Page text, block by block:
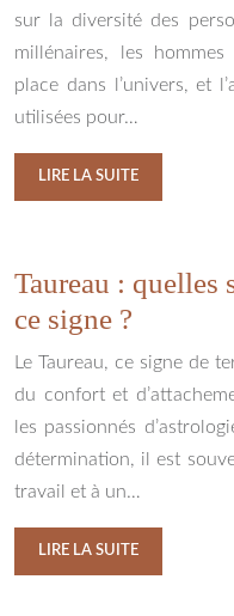
sur la diversité des
millénaires, les
place dans l’univers, et
utilisées pour…
LIRE LA SUITE
Taureau : quelles
ce signe ?
Le Taureau, ce signe de
du confort et
les passionnés
détermination, il est
travail et à un…
LIRE LA SUITE